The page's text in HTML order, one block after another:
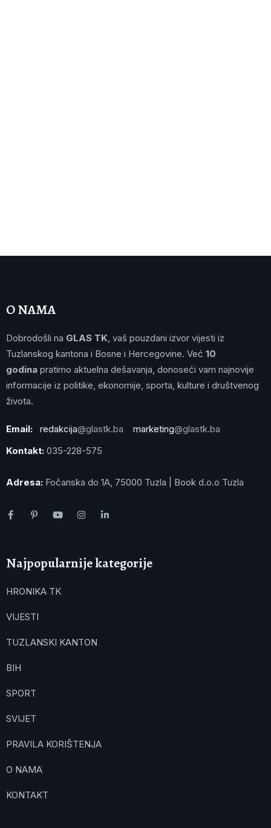
O NAMA
Dobrodošli na GLAS TK , vaš pouzdani izvor vijesti iz
Tuzlanskog kantona i Bosne i Hercegovine. Već 10
godina pratimo aktuelna dešavanja, donoseći vam najnovije
informacije iz politike, ekonomije, sporta, kulture i društvenog
života.
Email: redakcija@glastk.ba marketing@glastk.ba
Kontakt: 035-228-575
Adresa: Fočanska do 1A, 75000 Tuzla | Book d.o.o Tuzla
Najpopularnije kategorije
HRONIKA TK
VIJESTI
TUZLANSKI KANTON
BIH
SPORT
SVIJET
PRAVILA KORIŠTENJA
O NAMA
KONTAKT